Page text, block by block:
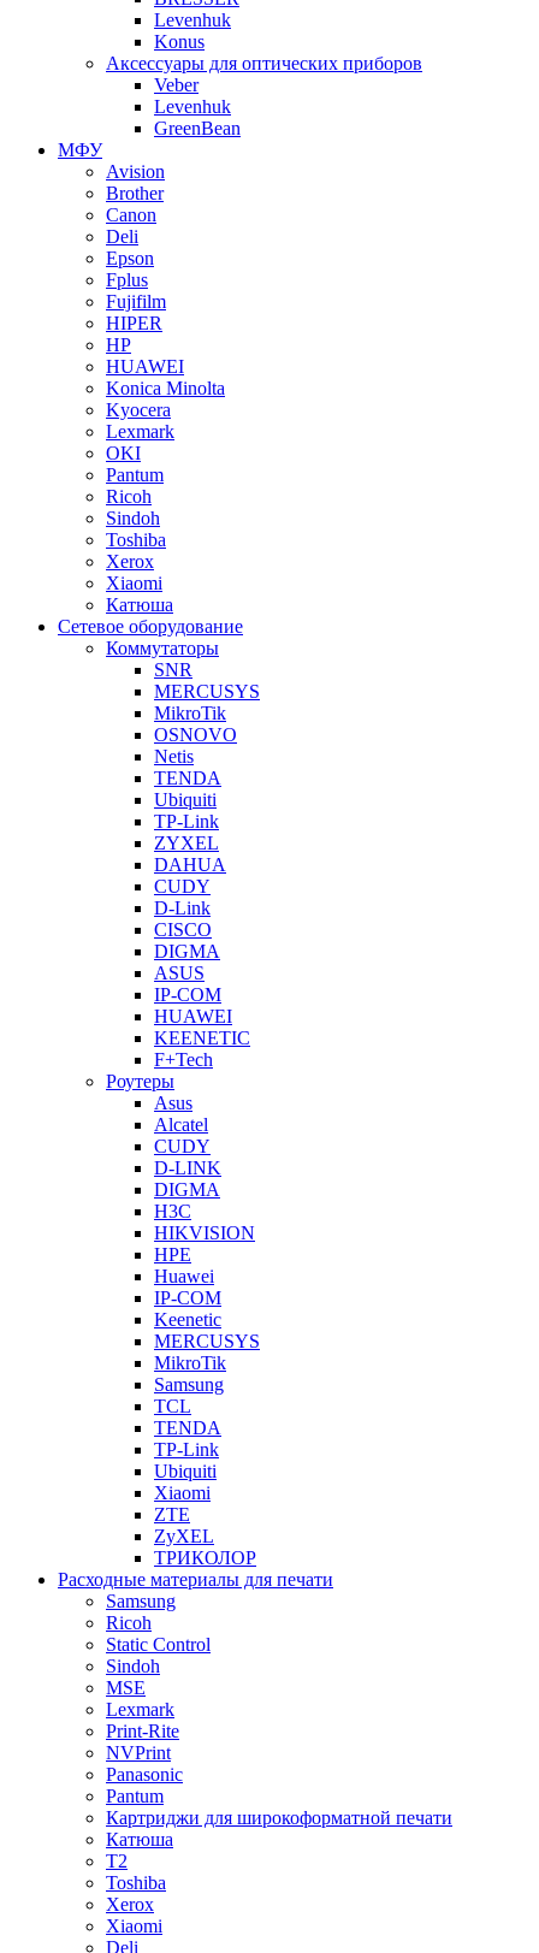
Levenhuk
Konus
Аксессуары для оптических приборов
Veber
Levenhuk
GreenBean
МФУ
Avision
Brother
Canon
Deli
Epson
Fplus
Fujifilm
HIPER
HP
HUAWEI
Konica Minolta
Kyocera
Lexmark
OKI
Pantum
Ricoh
Sindoh
Toshiba
Xerox
Xiaomi
Катюша
Сетевое оборудование
Коммутаторы
SNR
MERCUSYS
MikroTik
OSNOVO
Netis
TENDA
Ubiquiti
TP-Link
ZYXEL
DAHUA
CUDY
D-Link
CISCO
DIGMA
ASUS
IP-COM
HUAWEI
KEENETIC
F+Tech
Роутеры
Asus
Alcatel
CUDY
D-LINK
DIGMA
H3C
HIKVISION
HPE
Huawei
IP-COM
Keenetic
MERCUSYS
MikroTik
Samsung
TCL
TENDA
TP-Link
Ubiquiti
Xiaomi
ZTE
ZyXEL
ТРИКОЛОР
Расходные материалы для печати
Samsung
Ricoh
Static Control
Sindoh
MSE
Lexmark
Print-Rite
NVPrint
Panasonic
Pantum
Картриджи для широкоформатной печати
Катюша
T2
Toshiba
Xerox
Xiaomi
Deli